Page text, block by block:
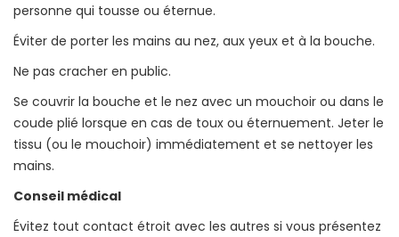
personne qui tousse ou éternue.
Éviter de porter les mains au nez, aux yeux et à la bouche.
Ne pas cracher en public.
Se couvrir la bouche et le nez avec un mouchoir ou dans le
coude plié lorsque en cas de toux ou éternuement. Jeter le
tissu (ou le mouchoir) immédiatement et se nettoyer les
mains.
Conseil médical
Évitez tout contact étroit avec les autres si vous présentez